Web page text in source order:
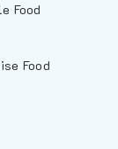
Food
Food